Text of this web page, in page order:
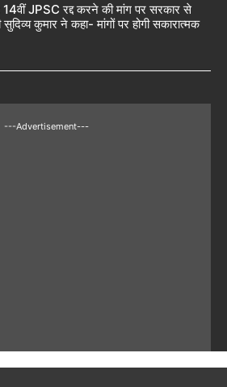
JPSC रद्द करने की मांग पर सरकार से
कुमार ने कहा- मांगों पर होगी सकारात्मक
---Advertisement---